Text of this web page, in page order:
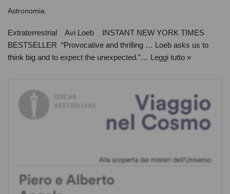
Astronomia
Extraterrestrial Avi Loeb INSTANT NEW YORK TIMES
BESTSELLER “Provocative and thrilling … Loeb asks us to
think big and to expect the unexpected.”… Leggi tutto »